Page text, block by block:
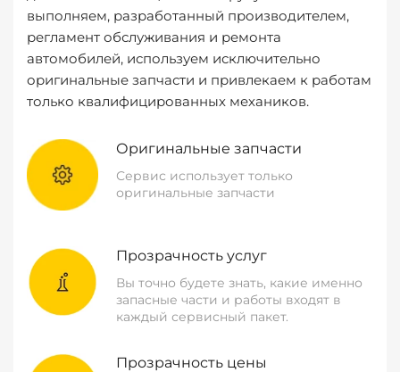
выполняем, разработанный производителем,
регламент обслуживания и ремонта
автомобилей, используем исключительно
оригинальные запчасти и привлекаем к работам
только квалифицированных механиков.
Оригинальные запчасти
Сервис использует только
оригинальные запчасти
Прозрачность услуг
Вы точно будете знать, какие именно
запасные части и работы входят в
каждый сервисный пакет.
Прозрачность цены